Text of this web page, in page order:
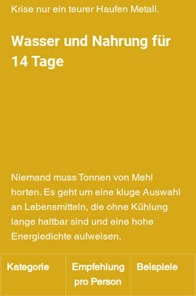
Krise nur ein teurer Haufen Metall.
Wasser und Nahrung für
14 Tage
Niemand muss Tonnen von Mehl
horten. Es geht um eine kluge Auswahl
an Lebensmitteln, die ohne Kühlung
lange haltbar sind und eine hohe
Energiedichte aufweisen.
Kategorie
Empfehlung
pro Person
Beispiele